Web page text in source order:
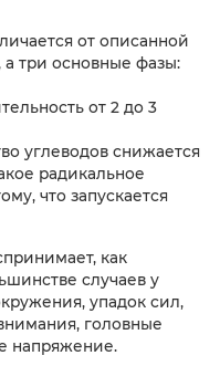
от описанной
три основные фазы:
от 2 до 3
углеводов снижается
радикальное
что запускается
как
случаев у
упадок сил,
головные
напряжение.